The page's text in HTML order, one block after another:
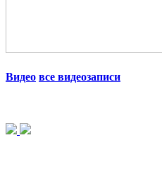
Видео все видеозаписи